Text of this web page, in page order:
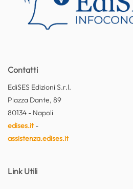
Contatti
EdiSES Edizioni S.r.l.
Piazza Dante, 89
80134 - Napoli
edises.it-
assistenza.edises.it
Link Utili